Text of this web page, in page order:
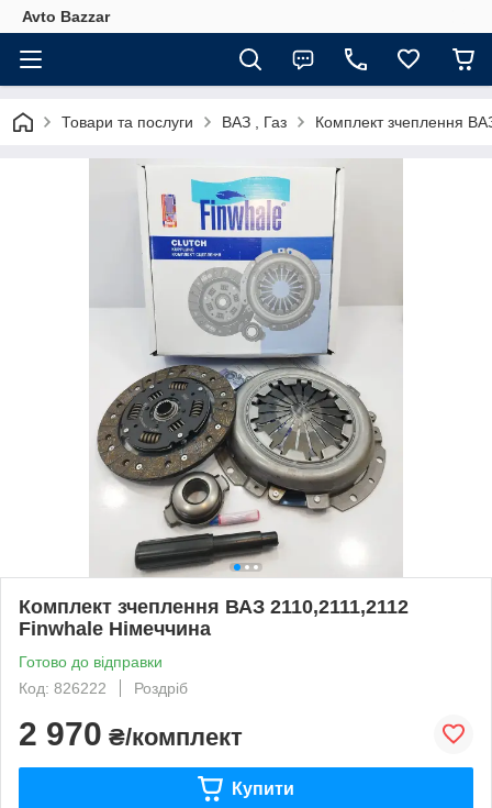
Avto Bazzar
Товари та послуги ВАЗ , Газ Комплект зчеплення
Комплект зчеплення ВАЗ 2110,2111,2112
Finwhale Німеччина
Готово до відправки
Код: 826222
Роздріб
2 970 ₴/комплект
Купити